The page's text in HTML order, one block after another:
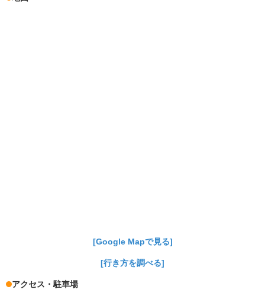
[Google Mapで見る]
[行き方を調べる]
アクセス・駐車場